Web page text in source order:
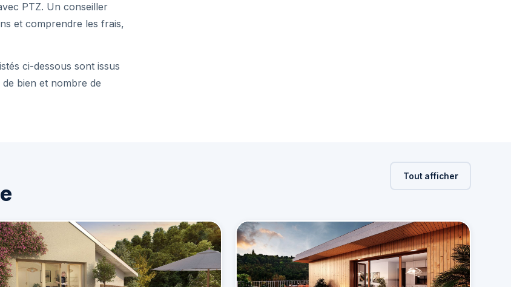
PTZ. Un conseiller
et comprendre les frais,
ci-dessous sont issus
bien et nombre de
Tout afficher